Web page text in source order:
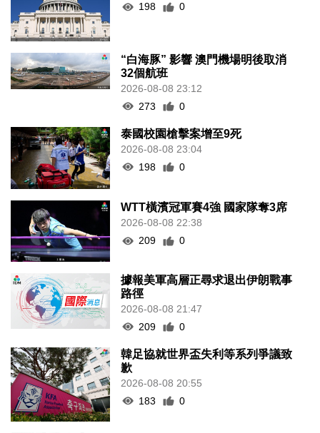
198
0
“白海豚” 影響 澳門機場明後取消
32個航班
2026-08-08 23:12
273
0
泰國校園槍擊案增至9死
2026-08-08 23:04
198
0
WTT橫濱冠軍賽4強 國家隊奪3席
2026-08-08 22:38
209
0
據報美軍高層正尋求退出伊朗戰事
路徑
2026-08-08 21:47
209
0
韓足協就世界盃失利等系列爭議致
歉
2026-08-08 20:55
183
0